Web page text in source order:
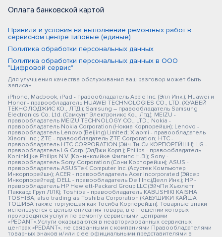
Оплата банковской картой
Правила и условия на выполнение ремонтных работ в
сервисном центре типовые (единые)
Политика обработки персональных данных
Политика обработки персональных данных в ООО
"Цифровой сервис"
Для улучшения качества обслуживания ваш разговор может быть
записан
iPhone, Macbook, iPad - правообладатель Apple Inc. (Эпл Инк.); Huawei и
Honor - правообладатель HUAWEI TECHNOLOGIES CO., LTD. (ХУАВЕЙ
ТЕКНОЛОДЖИС КО., ЛТД.); Samsung – правообладатель Samsung
Electronics Co. Ltd. (Самсунг Электроникс Ко., Лтд.); MEIZU -
правообладатель MEIZU TECHNOLOGY CO., LTD.; Nokia -
правообладатель Nokia Corporation (Нокиа Корпорейшн); Lenovo -
правообладатель Lenovo (Beijing) Limited; Xiaomi - правообладатель
Xiaomi Inc.; ZTE - правообладатель ZTE Corporation; HTC -
правообладатель HTC CORPORATION (Эйч-Ти-Си КОРПОРЕЙШН); LG -
правообладатель LG Corp. (ЭлДжи Корп.); Philips - правообладатель
Koninklijke Philips N.V. (Конинклийке Филипс Н.В.); Sony -
правообладатель Sony Corporation (Сони Корпорейшн); ASUS -
правообладатель ASUSTeK Computer Inc. (Асустек Компьютер
Инкорпорейшн); ACER - правообладатель Acer Incorporated (Эйсер
Инкорпорейтед); DELL - правообладатель Dell Inc.(Делл Инк.); HP -
правообладатель HP Hewlett-Packard Group LLC (ЭйчПи Хьюлетт
Паккард Груп ЛЛК); Toshiba - правообладатель KABUSHIKI KAISHA
TOSHIBA, also trading as Toshiba Corporation (КАБУШИКИ КАЙША
ТОШИБА также торгующая как Тосиба Корпорейшн). Товарные знаки
используется с целью описания товара, в отношении которых
производятся услуги по ремонту сервисными центрами
«PEDANT».Услуги оказываются в неавторизованных сервисных
центрах «PEDANT», не связанными с компаниями Правообладателями
товарных знаков и/или с ее официальными представителями в